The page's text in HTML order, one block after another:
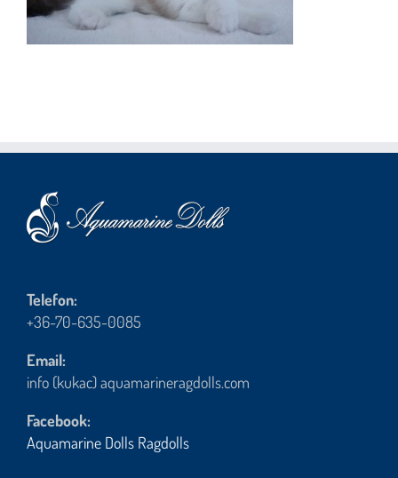
Telefon:
+36-70-635-0085
Email:
info (kukac) aquamarineragdolls.com
Facebook:
Aquamarine Dolls Ragdolls